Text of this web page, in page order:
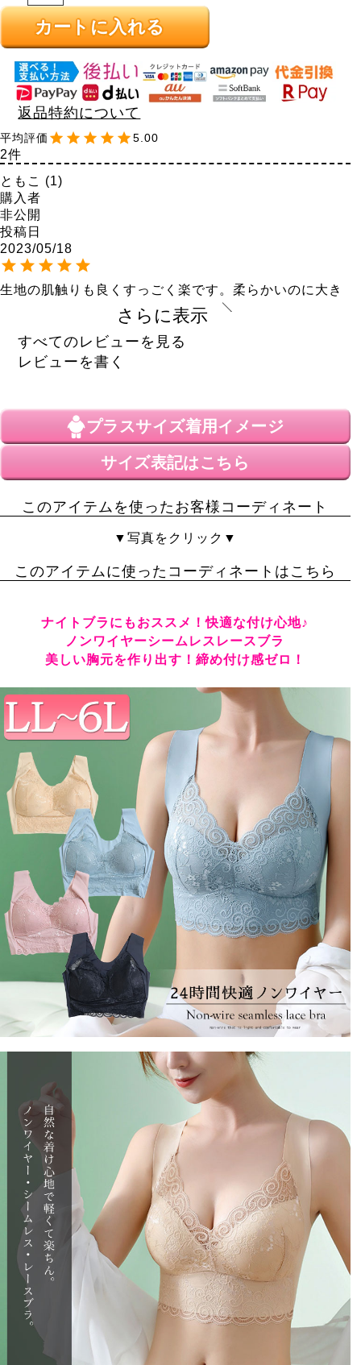
カートに入れる
返品特約について
5.00
2
ともこ
1
購入者
非公開
投稿日
2023/05/18
生地の肌触りも良くすっごく楽です。柔らかいのに大き
いsize(6L)でもホールド力もあり大満足。色違いで2枚買
敦子
10
購入者
2022/06/27
ラクラク！肩コリなく1日過ごせました。嬉しいです
さらに表示
すべてのレビューを見る
レビューを書く
プラスサイズ着用イメージ
サイズ表記はこちら
このアイテムを使ったお客様コーディネート
▼写真をクリック▼
このアイテムに使ったコーディネートはこちら
ナイトブラにもおススメ！快適な付け心地♪
ノンワイヤーシームレスレースブラ
美しい胸元を作り出す！締め付け感ゼロ！